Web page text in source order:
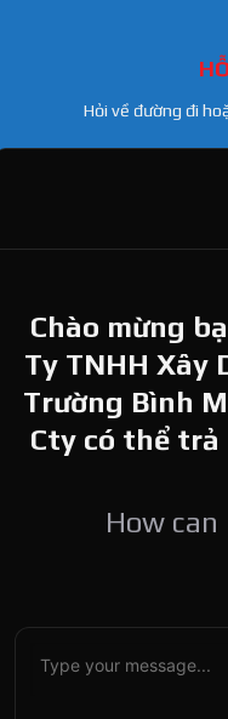
Hỏi về đường đi
Chào mừng
Ty TNHH Xây
Trường Bình
Cty có thể trả
How can